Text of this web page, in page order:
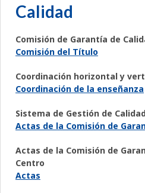
Calidad
Comisión de Garantía de
Comisión del Título
Coordinación horizontal y
Coordinación de la enseñanza
Sistema de Gestión de
Actas de la Comisión de
Actas de la Comisión de
Centro
Actas